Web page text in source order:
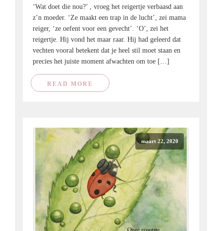
‘Wat doet die nou?’ , vroeg het reigertje verbaasd aan
z’n moeder. ‘Ze maakt een trap in de lucht’, zei mama
reiger, ‘ze oefent voor een gevecht’. ‘O’, zei het
reigertje. Hij vond het maar raar. Hij had geleerd dat
vechten vooral betekent dat je heel stil moet staan en
precies het juiste moment afwachten om toe […]
READ MORE
maart 22, 2020